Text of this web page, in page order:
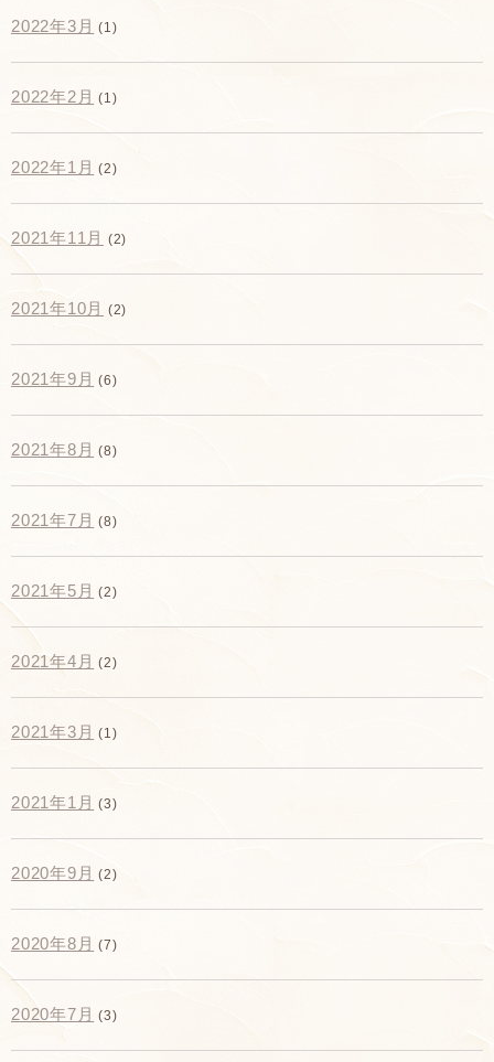
2022年3月 (1)
2022年2月 (1)
2022年1月 (2)
2021年11月 (2)
2021年10月 (2)
2021年9月 (6)
2021年8月 (8)
2021年7月 (8)
2021年5月 (2)
2021年4月 (2)
2021年3月 (1)
2021年1月 (3)
2020年9月 (2)
2020年8月 (7)
2020年7月 (3)